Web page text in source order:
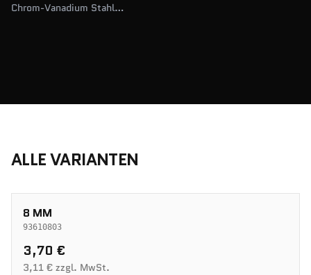
Chrom-Vanadium Stahl
ALLE VARIANTEN
8 MM
93610803
3,70 €
3,11 € zzgl. MwSt.